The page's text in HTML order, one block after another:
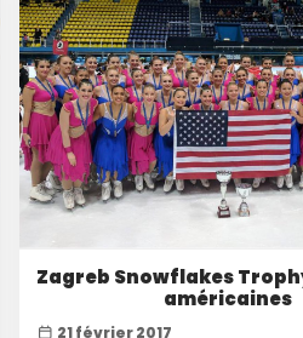
Zagreb Snowflakes
américaines
21 février 2017